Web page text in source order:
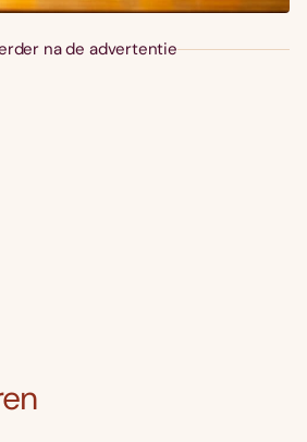
na de advertentie